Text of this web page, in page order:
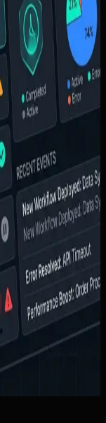
awal yang
Kesalahan
Kapan topik ini
ini
yang lebih
kebutuhan